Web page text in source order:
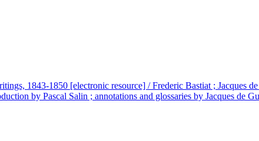
1843-1850 [electronic resource] / Frederic Bastiat ; Jacques
by Pascal Salin ; annotations and glossaries by Jacques de